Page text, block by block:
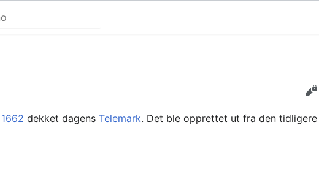
1662 dekket dagensTelemark. Det ble opprettet ut fra den tidligere